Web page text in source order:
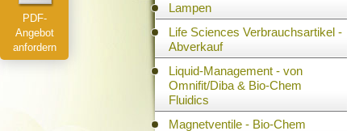
Lampen
Life Sciences Verbrauchsartikel -
Abverkauf
Liquid-Management - von
Omnifit/Diba & Bio-Chem
Fluidics
Magnetventile - Bio-Chem
PDF-
Angebot
anfordern